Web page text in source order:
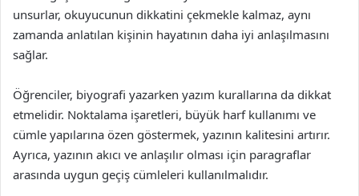
unsurlar, okuyucunun dikkatini çekmekle kalmaz, aynı
zamanda anlatılan kişinin hayatının daha iyi anlaşılmasını
sağlar.
Öğrenciler, biyografi yazarken yazım kurallarına da dikkat
etmelidir. Noktalama işaretleri, büyük harf kullanımı ve
cümle yapılarına özen göstermek, yazının kalitesini artırır.
Ayrıca, yazının akıcı ve anlaşılır olması için paragraflar
arasında uygun geçiş cümleleri kullanılmalıdır.